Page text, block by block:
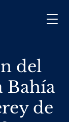
del
Bahía
de